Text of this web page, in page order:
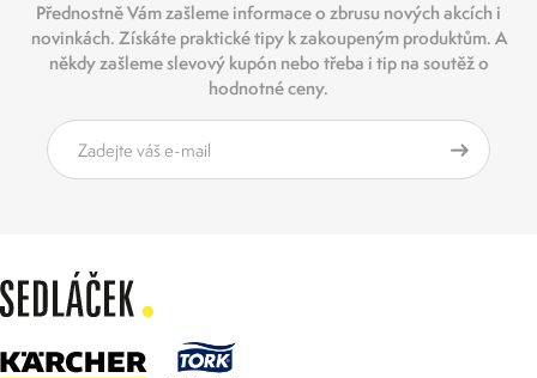
Přednostně Vám zašleme informace o zbrusu nových akcích i
novinkách. Získáte praktické tipy k zakoupeným produktům. A
někdy zašleme slevový kupón nebo třeba i tip na soutěž o
hodnotné ceny.